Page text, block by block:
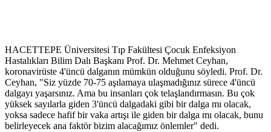
HACETTEPE Üniversitesi Tıp Fakültesi Çocuk Enfeksiyon
Hastalıkları Bilim Dalı Başkanı Prof. Dr. Mehmet Ceyhan,
koronavirüste 4'üncü dalganın mümkün olduğunu söyledi. Prof. Dr.
Ceyhan, "Siz yüzde 70-75 aşılamaya ulaşmadığınız sürece 4'üncü
dalgayı yaşarsınız. Ama bu insanları çok telaşlandırmasın. Bu çok
yüksek sayılarla giden 3'üncü dalgadaki gibi bir dalga mı olacak,
yoksa sadece hafif bir vaka artışı ile giden bir dalga mı olacak, bunu
belirleyecek ana faktör bizim alacağımız önlemler" dedi.